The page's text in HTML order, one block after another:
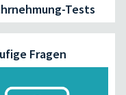
Tests
Fragen